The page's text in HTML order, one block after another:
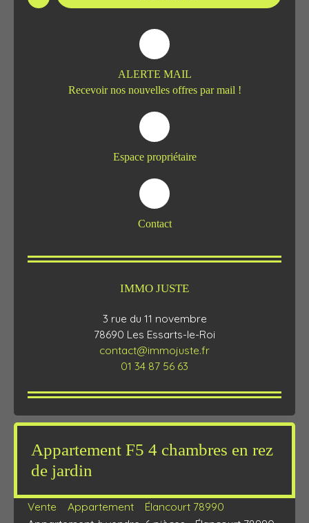
ALERTE MAIL
Recevoir nos nouvelles offres par mail !
Espace propriétaire
Contact
IMMO JUSTE
3 rue du 11 novembre
78690 Les Essarts-le-Roi
contact@immojuste.fr
01 34 87 56 63
Appartement F5 4 chambres en rez
de jardin
Vente Appartement
Élancourt 78990